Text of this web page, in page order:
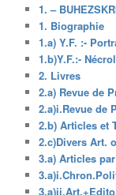
1. –
1. Biographie
1.a) Y.F. :-
1.b)Y.F.:-
2. Livres
2.a) Revue de
2.a)i.Revue de
2.b) Articles et
2.c)Divers Art.
3.a) Articles par